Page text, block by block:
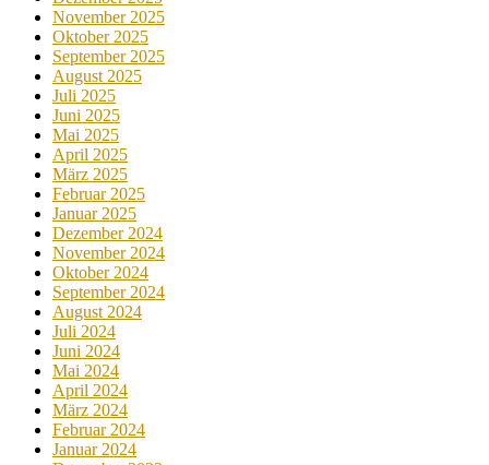
November 2025
Oktober 2025
September 2025
August 2025
Juli 2025
Juni 2025
Mai 2025
April 2025
März 2025
Februar 2025
Januar 2025
Dezember 2024
November 2024
Oktober 2024
September 2024
August 2024
Juli 2024
Juni 2024
Mai 2024
April 2024
März 2024
Februar 2024
Januar 2024